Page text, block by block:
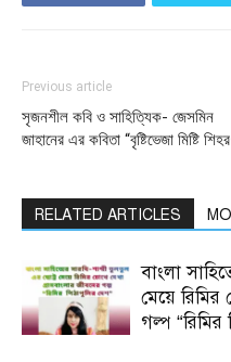
Previous article
সৃজনশীল কবি ও সাহিত্যিক- জেসমিন
জাহানের এর কবিতা “বৃষ্টিভেজা মিষ্টি
RELATED ARTICLES
বাংলা
মেয়ে রিমির
গল্প “রিমির